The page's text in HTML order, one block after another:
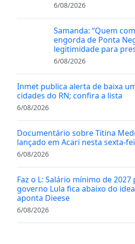
6/08/2026
Samanda: “Quem
engorda de Ponta
legitimidade para
6/08/2026
Inmet publica alerta de baixa
cidades do RN; confira a lista
6/08/2026
Documentário sobre Titina
lançado em Acari nesta sexta-
6/08/2026
Faz o L: Salário mínimo de
governo Lula fica abaixo do
aponta Dieese
6/08/2026